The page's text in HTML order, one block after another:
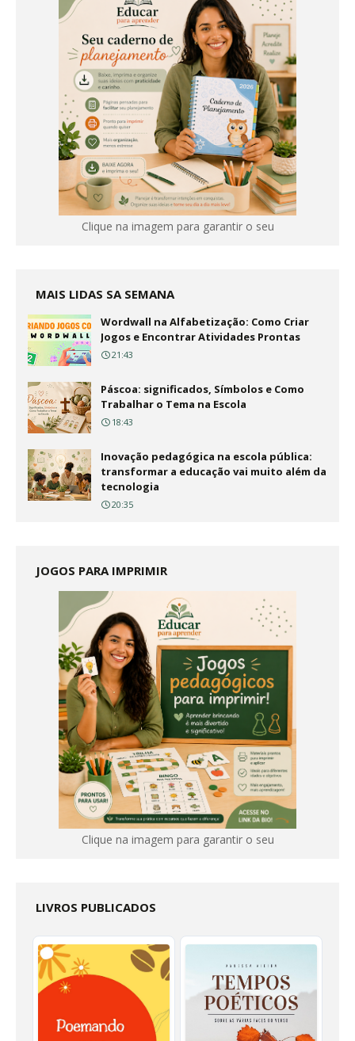
Clique na imagem para garantir o seu
MAIS LIDAS SA SEMANA
Wordwall na Alfabetização: Como Criar
Jogos e Encontrar Atividades Prontas
21:43
Páscoa: significados, Símbolos e Como
Trabalhar o Tema na Escola
18:43
Inovação pedagógica na escola pública:
transformar a educação vai muito além da
tecnologia
20:35
JOGOS PARA IMPRIMIR
Clique na imagem para garantir o seu
LIVROS PUBLICADOS